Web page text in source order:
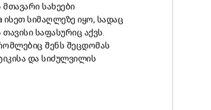
სახეები
ისეთ სიმაღლეზე იყო, სადაც
საფასურიც აქვს.
შენს შეცდომას
და სიძულვილის